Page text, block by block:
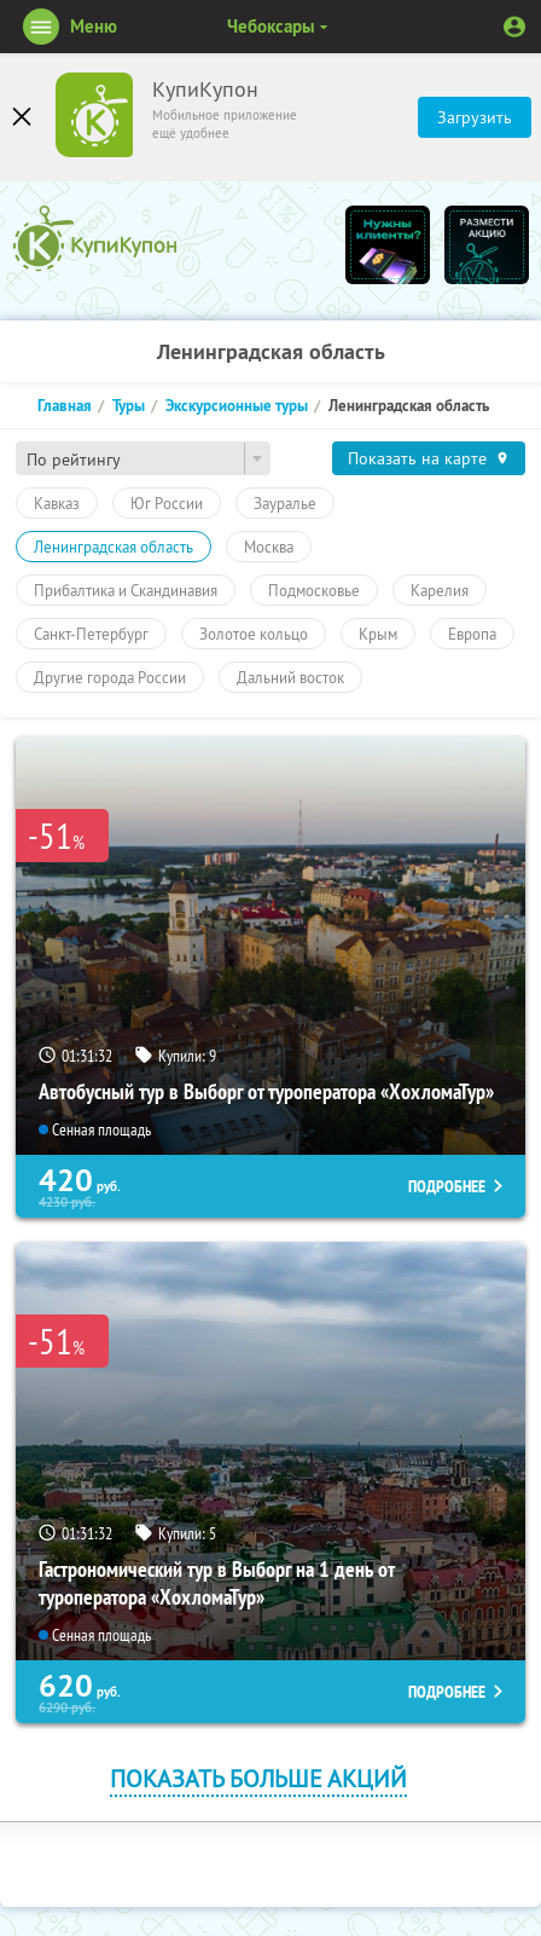
КупиКупон
Мобильное приложение
ещё удобнее
Загрузить
Меню Чебоксары
Ленинградская область
По рейтингу
Главная Туры Экскурсионные туры Ленинградская область
Показать на карте
Кавказ Юг России Зауралье
Ленинградская область Москва
Прибалтика и Скандинавия Подмосковье Карелия
Санкт-Петербург Золотое кольцо Крым Европа
Другие города России Дальний восток
-51%
01:31:32 Купили:9
Автобусный тур в Выборг от туроператора «ХохломаТур»
Сенная площадь
420 руб.
4230руб.
ПОДРОБНЕЕ
-51%
01:31:32 Купили:5
Гастрономический тур в Выборг на 1 день от
туроператора «ХохломаТур»
Сенная площадь
620 руб.
6290руб.
ПОДРОБНЕЕ
ПОКАЗАТЬ БОЛЬШЕ АКЦИЙ